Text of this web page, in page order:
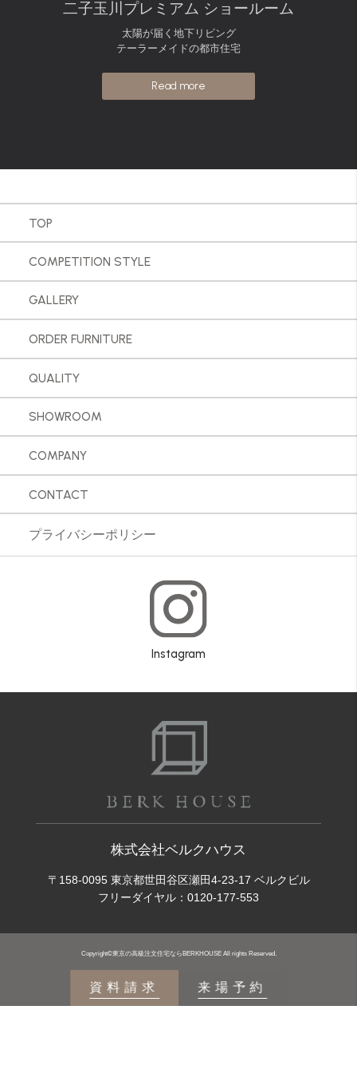
二子玉川プレミアム ショールーム
太陽が届く地下リビング
テーラーメイドの都市住宅
Read more
資料請求 来場予約
TOP
COMPETITION STYLE
GALLERY
ORDER FURNITURE
QUALITY
SHOWROOM
COMPANY
CONTACT
プライバシーポリシー
Instagram
株式会社ベルクハウス
〒158-0095 東京都世田谷区瀬田4-23-17 ベルクビル
フリーダイヤル： 0120-177-553
Copyright©東京の高級注文住宅ならBERKHOUSE All rights Reserved.